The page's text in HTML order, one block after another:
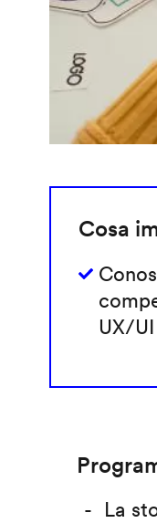
Cosa
UX/UI
La